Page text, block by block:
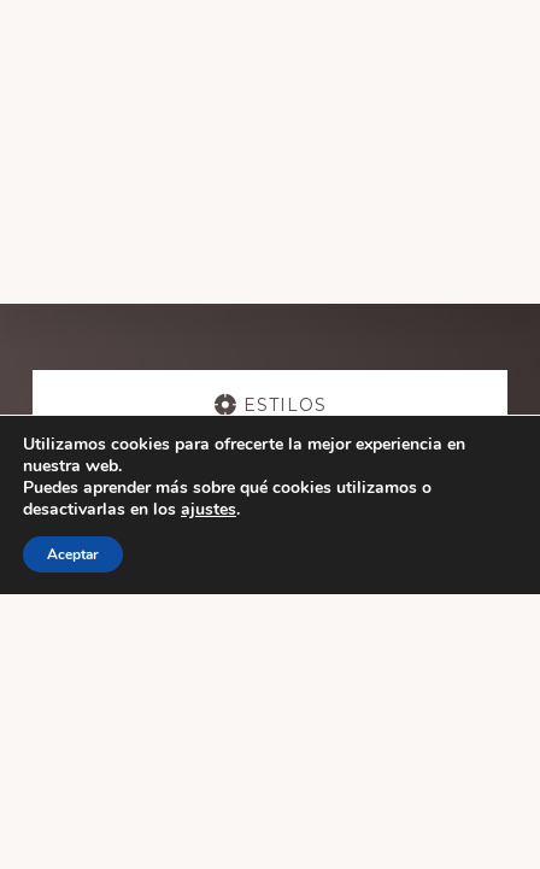
Explore
more
ESTILOS
ESCUELAS
Utilizamos cookies para ofrecerte la mejor experiencia en
nuestra web.
Puedes aprender más sobre qué cookies utilizamos o
desactivarlas en los ajustes.
Aceptar